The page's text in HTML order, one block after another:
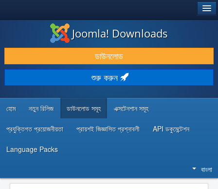
ডাউনলোড & প্রসারিত করুন
আবিষ্কার & শিখুন
কমিউনিটি & সহায়তা
Joomla! Downloads
ডাউনলোড
শুরু করুন
হোম নতুন রিলিজ ডাউনলোড সমূহ এক্সটেনশান সমূহ
প্রযুক্তিগত প্রয়োজনীয়তা প্রায়শই জিজ্ঞাসিত প্রশ্নাবলী API ডকুমেন্টেশন
Language Packs
বাংলা